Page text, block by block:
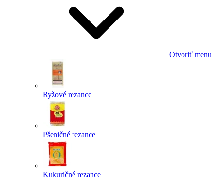
Otvoriť menu
Ryžové rezance
Pšeničné rezance
Kukuričné rezance